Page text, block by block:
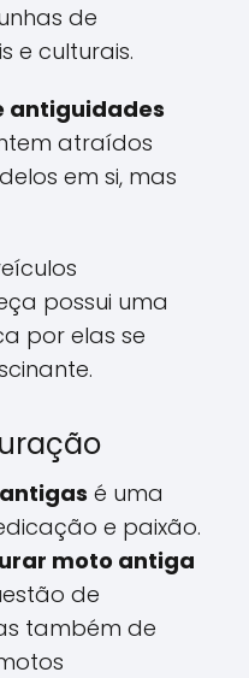
de
e culturais.
antiguidades
atraídos
em si, mas
possui uma
por elas se
é uma
e paixão.
moto antiga
de
também de